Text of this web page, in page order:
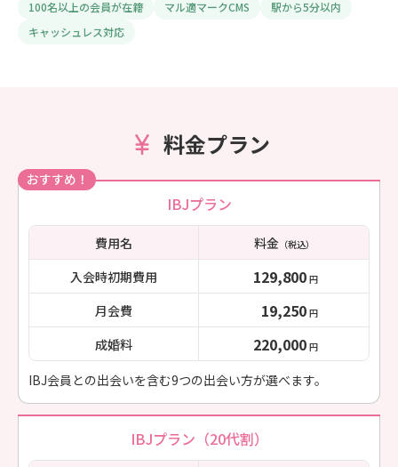
100名以上の会員が在籍 マル適マークCMS
駅から5分以内
キャッシュレス対応
料金プラン
おすすめ！
IBJプラン
費用名 料金（税込）
入会時初期費用 129,800 円
月会費 19,250 円
成婚料 220,000 円
IBJ会員との出会いを含む9つの出会い方が選べます。
IBJプラン（20代割）